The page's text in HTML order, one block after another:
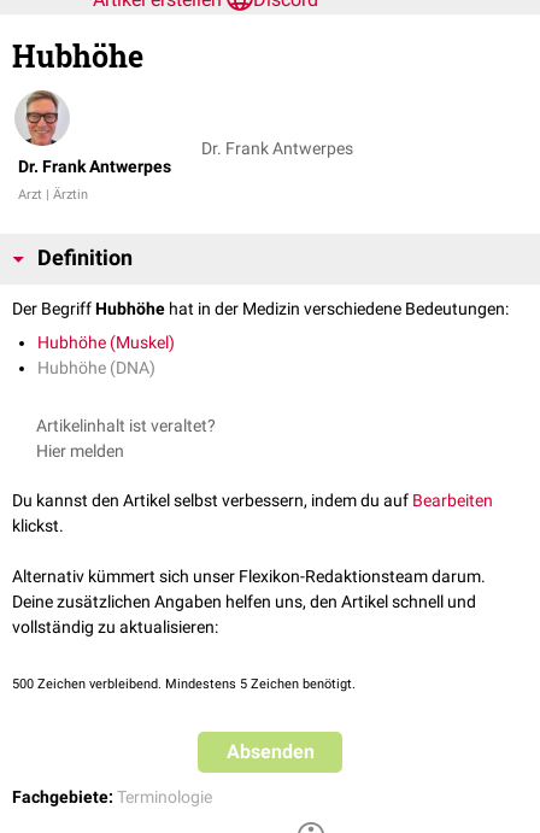
Hubhöhe
Dr. Frank Antwerpes
Arzt | Ärztin
Dr. Frank Antwerpes
Definition
Der BegriffHubhöhe hat in der Medizin verschiedene Bedeutungen:
Hubhöhe (Muskel)
Hubhöhe (DNA)
Artikelinhalt ist veraltet?
Hier melden
Du kannst den Artikel selbst verbessern, indem du auf Bearbeiten
klickst.
Alternativ kümmert sich unser Flexikon-Redaktionsteam darum.
Deine zusätzlichen Angaben helfen uns, den Artikel schnell und
vollständig zu aktualisieren:
500 Zeichen verbleibend. Mindestens 5 Zeichen benötigt.
Absenden
Fachgebiete: Terminologie